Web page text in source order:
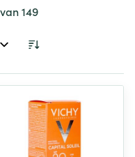
149